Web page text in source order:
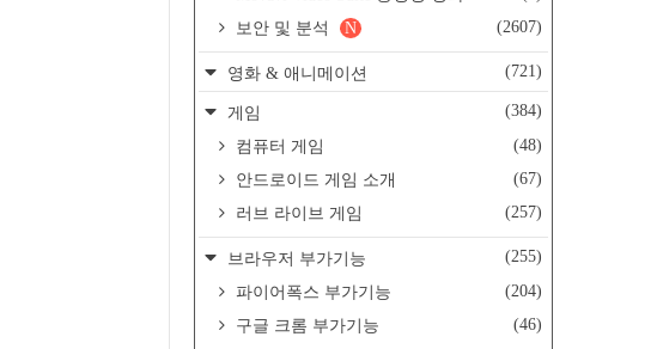
보안 및 분석
(2607)
N
영화 & 애니메이션 (721)
게임
(384)
컴퓨터 게임
(48)
안드로이드 게임 소개
(67)
러브 라이브 게임
(257)
브라우저 부가기능
(255)
파이어폭스 부가기능
(204)
구글 크롬 부가기능
(46)